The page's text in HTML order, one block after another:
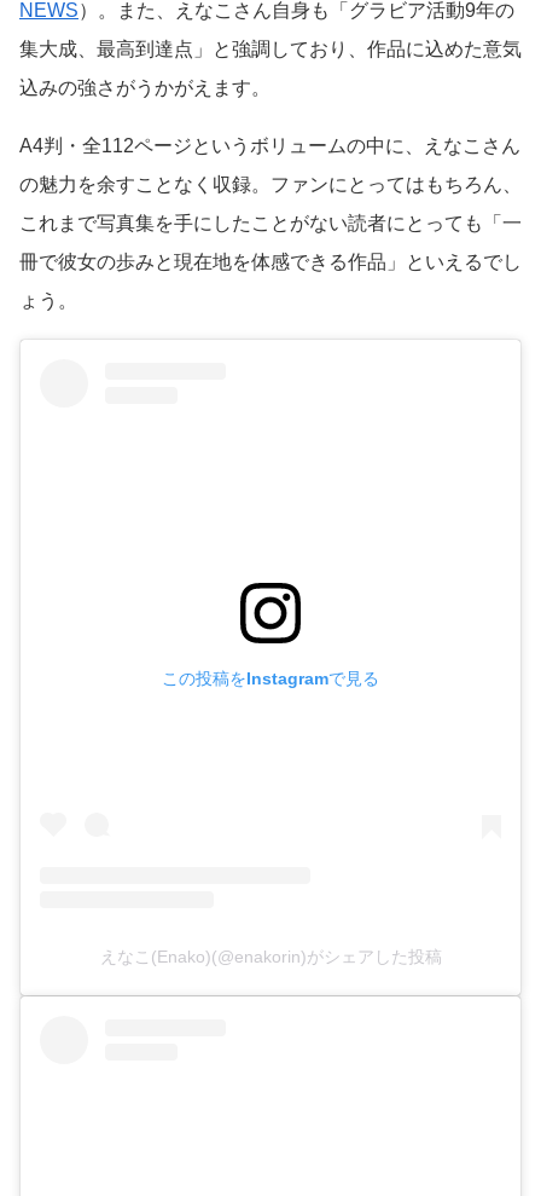
NEWS）。また、えなこさん自身も「グラビア活動9年の
集大成、最高到達点」と強調しており、作品に込めた意気
込みの強さがうかがえます。
A4判・全112ページというボリュームの中に、えなこさん
の魅力を余すことなく収録。ファンにとってはもちろん、
これまで写真集を手にしたことがない読者にとっても「一
冊で彼女の歩みと現在地を体感できる作品」といえるでし
ょう。
この投稿をInstagramで見る
えなこ(Enako)(@enakorin)がシェアした投稿